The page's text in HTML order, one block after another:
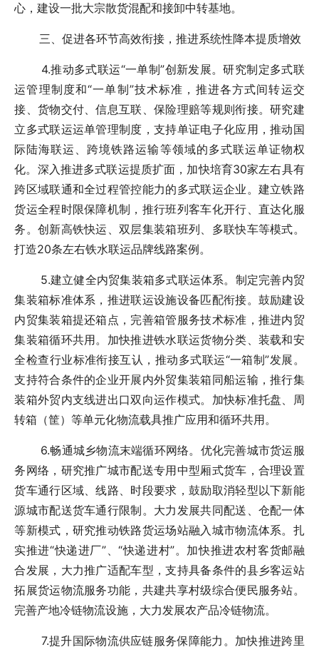
心，建设一批大宗散货混配和接卸中转基地。
三、促进各环节高效衔接，推进系统性降本提质增效
4.推动多式联运“一单制”创新发展。研究制定多式联
运管理制度和“一单制”技术标准，推进各方式间转运交
接、货物交付、信息互联、保险理赔等规则衔接。研究建
立多式联运运单管理制度，支持单证电子化应用，推动国
际陆海联运、跨境铁路运输等领域的多式联运单证物权
化。深入推进多式联运提质扩面，加快培育30家左右具有
跨区域联通和全过程管控能力的多式联运企业。建立铁路
货运全程时限保障机制，推行班列客车化开行、直达化服
务。创新高铁快运、双层集装箱班列、多联快车等模式。
打造20条左右铁水联运品牌线路案例。
5.建立健全内贸集装箱多式联运体系。制定完善内贸
集装箱标准体系，推进联运设施设备匹配衔接。鼓励建设
内贸集装箱提还箱点，完善箱管服务技术标准，推进内贸
集装箱循环共用。加快推进铁水联运货物分类、装载和安
全检查行业标准衔接互认，推动多式联运“一箱制”发展。
支持符合条件的企业开展内外贸集装箱同船运输，推行集
装箱外贸内支线进出口双向运作模式。加快标准托盘、周
转箱（筐）等单元化物流载具推广应用和循环共用。
6.畅通城乡物流末端循环网络。优化完善城市货运服
务网络，研究推广城市配送专用中型厢式货车，合理设置
货车通行区域、线路、时段要求，鼓励取消轻型以下新能
源城市配送货车通行限制。大力发展共同配送、仓配一体
等新模式，研究推动铁路货运场站融入城市物流体系。扎
实推进“快递进厂”、“快递进村”。加快推进农村客货邮融
合发展，大力推广适配车型，支持具备条件的县乡客运站
拓展货运物流服务功能，共建共享村级综合便民服务站。
完善产地冷链物流设施，大力发展农产品冷链物流。
7.提升国际物流供应链服务保障能力。加快推进跨里